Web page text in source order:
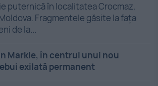
puternică în localitatea Crocmaz,
Fragmentele găsite la fața
de la...
Markle, în centrul unui nou
exilată permanent